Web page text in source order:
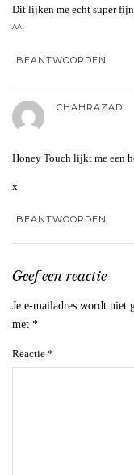
Dit lijken me echt super
^^
BEANTWOORDEN
CHAHRAZAD
Honey Touch lijkt me een
x
BEANTWOORDEN
Geef een reactie
Je e-mailadres wordt niet
met *
Reactie *